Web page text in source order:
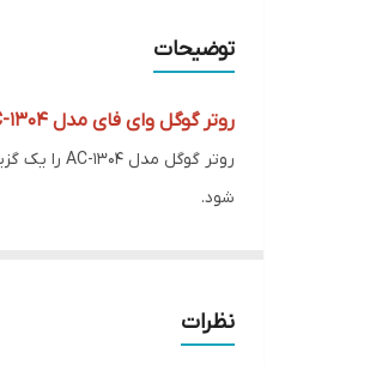
توضیحات
روتر گوگل وای فای مدل AC-1304 به همراه openwrt و پسوال 2 و آداپتور،استوک مشابه نو
شود.
نظرات